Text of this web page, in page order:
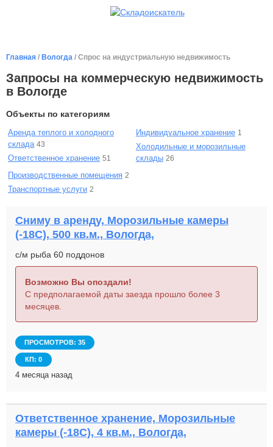
Главная / Вологда / Спрос на индустриальную недвижимость
Запросы на коммерческую недвижимость
в Вологде
Объекты по категориям
Аренда теплого и холодного
склада 43
Ответственное хранение 51
Индивидуальное хранение 1
Холодильные и морозильные
склады 26
Производственные помещения 2
Транспортные услуги 2
Сниму в аренду, Морозильные камеры
(-18С), 500 кв.м., Вологда,
с/м рыба 60 поддонов
Возможно Вы опоздали!
С предполагаемой даты заезда прошло более 3
месяцев.
ПРОСМОТРОВ: 35
КП: 0
4 месяца назад
Ответственное хранение, Морозильные
камеры (-18С), 4 кв.м., Вологда,